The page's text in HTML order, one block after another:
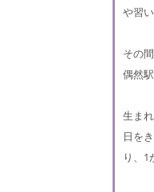
や習
その
偶然
生ま
日を
り、1